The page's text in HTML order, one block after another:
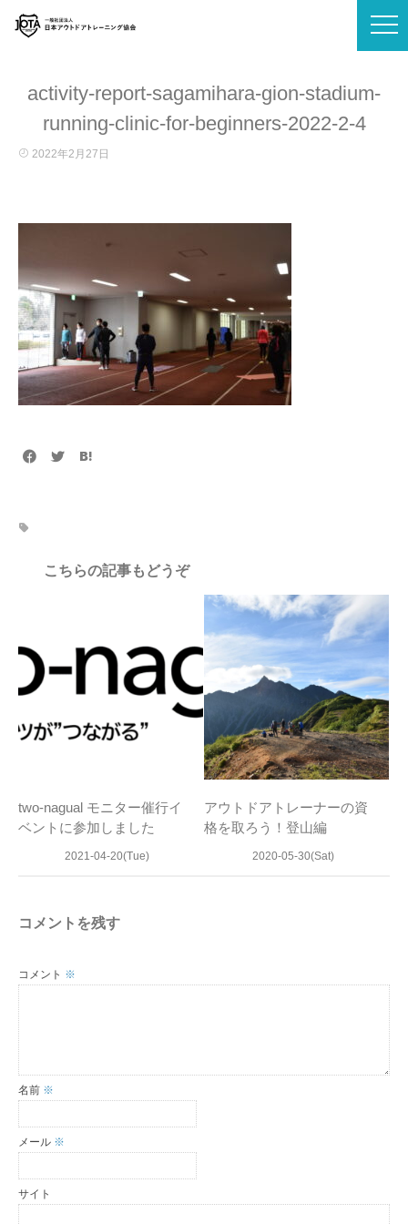
activity-report-sagamihara-gion-stadium-
running-clinic-for-beginners-2022-2-4
2022年2月27日
こちらの記事もどうぞ
two-nagual モニター催行イ
ベントに参加しました
2021-04-20(Tue)
アウトドアトレーナーの資
格を取ろう！登山編
2020-05-30(Sat)
コメントを残す
コメント ※
名前 ※
メール ※
サイト